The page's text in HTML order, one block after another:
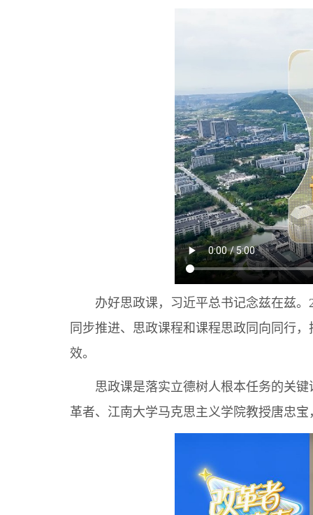
办好思政课，习近平总书记念兹在兹。
同步推进、思政课程和课程思政同向同行
效。
思政课是落实立德树人根本任务的关键
革者、江南大学马克思主义学院教授唐忠